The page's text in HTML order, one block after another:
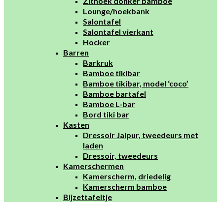
Lounge/hoekbank
Salontafel
Salontafel vierkant
Hocker
Barren
Barkruk
Bamboe tikibar
Bamboe tikibar, model ‘coco’
Bamboe bartafel
Bamboe L-bar
Bord tiki bar
Kasten
Dressoir Jaipur, tweedeurs met
laden
Dressoir, tweedeurs
Kamerschermen
Kamerscherm, driedelig
Kamerscherm bamboe
Bijzettafeltje